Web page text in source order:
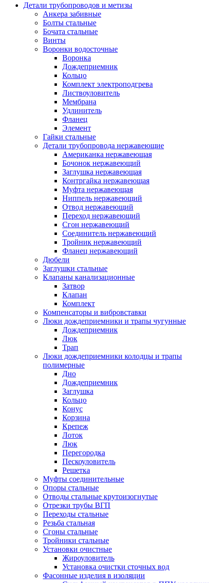
Детали трубопроводов и метизы
Анкера забивные
Болты стальные
Бочата стальные
Винты
Воронки водосточные
Воронка
Дождеприемник
Кольцо
Комплект электроподгрева
Листвоуловитель
Мембрана
Удлинитель
Фланец
Элемент
Гайки стальные
Детали трубопровода нержавеющие
Американка нержавеющая
Бочонок нержавеющий
Заглушка нержавеющая
Контргайка нержавеющая
Муфта нержавеющая
Ниппель нержавеющий
Отвод нержавеющий
Переход нержавеющий
Сгон нержавеющий
Соединитель нержавеющий
Тройник нержавеющий
Фланец нержавеющий
Дюбели
Заглушки стальные
Клапаны канализационные
Затвор
Клапан
Комплект
Компенсаторы и вибровставки
Люки дождеприемники и трапы чугунные
Дождеприемник
Люк
Трап
Люки дождеприемники колодцы и трапы
полимерные
Дно
Дождеприемник
Заглушка
Кольцо
Конус
Корзина
Крепеж
Лоток
Люк
Перегородка
Пескоуловитель
Решетка
Муфты соединительные
Опоры стальные
Отводы стальные крутоизогнутые
Отрезки трубы ВГП
Переходы стальные
Резьба стальная
Сгоны стальные
Тройники стальные
Установки очистные
Жироуловитель
Установка очистки сточных вод
Фасонные изделия в изоляции